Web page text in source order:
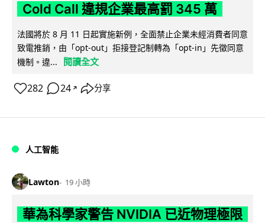
Cold Call 違規企業最高罰 345 萬
法國將於 8 月 11 日起實施新例，全面禁止企業未經消費者同意
致電推銷，由「opt-out」拒接登記制轉為「opt-in」先徵同意
機制。違...
閱讀全文
282 24 ↗ 分享
人工智能
Lawton 19 小時
華為科學家警告 NVIDIA 已近物理極限